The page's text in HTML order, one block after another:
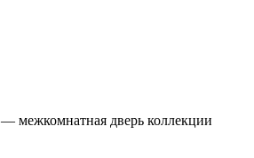
— межкомнатная дверь коллекции